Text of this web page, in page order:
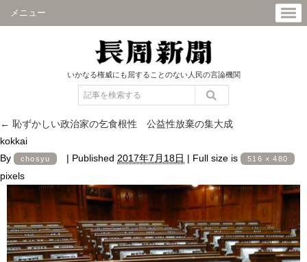
メニュー
いかなる権威にも屈することのない人民の言論機関
← 恥ずかしい政治家の乞食根性 公益性放棄の集大成
kokkai
By
chosyu | Published 2017年7月18日 | Full size is 516 × 480
pixels